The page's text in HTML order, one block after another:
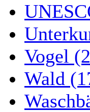
Vogel
Wald